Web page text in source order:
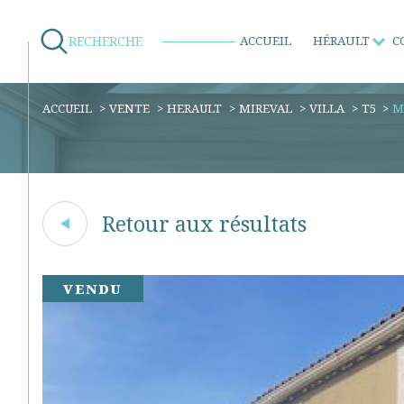
ACCUEIL HÉRAULT
Ventes Locations
Ventes
Ventes
RECHERCHE
ACCUEIL VENTE HERAULT MIREVAL VILLA T5
Retour aux résultats
VENDU